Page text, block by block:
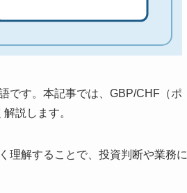
です。本記事では、GBP/CHF（ポ
説します。
理解することで、投資判断や業務に